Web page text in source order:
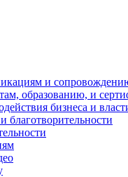
и
образованию, и
бизнеса и